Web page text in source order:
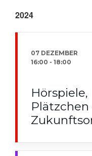
2024
07 DEZEMBER
16:00 - 18:00
Plätzchen